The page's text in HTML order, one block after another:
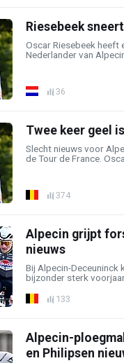
Riesebeek
Oscar Riesebeek heeft
Nederlander van
36
Twee keer geel
Slecht nieuws voor
de Tour de France.
374
Alpecin grijpt
nieuws
Bij Alpecin-Deceuninck
bijzonder sterk
133
Alpecin-
en Philipsen